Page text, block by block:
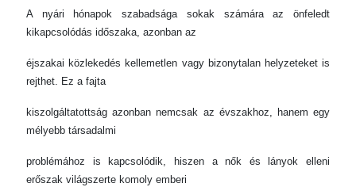
A nyári hónapok szabadsága sokak számára az önfeledt
kikapcsolódás időszaka, azonban az
éjszakai közlekedés kellemetlen vagy bizonytalan helyzeteket is
rejthet. Ez a fajta
kiszolgáltatottság azonban nemcsak az évszakhoz, hanem egy
mélyebb társadalmi
problémához is kapcsolódik, hiszen a nők és lányok elleni
erőszak világszerte komoly emberi